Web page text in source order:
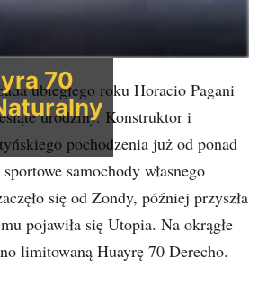
70
ubiegłego roku Horacio Pagani
urodziny. Konstruktor i
pochodzenia już od ponad
samochody własnego
się od Zondy, później przyszła
pojawiła się Utopia. Na okrągłe
limitowaną Huayrę 70 Derecho.